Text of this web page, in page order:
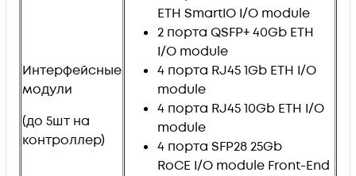
Интерфейсные
модули
(до 5шт на
контроллер)
ETH SmartIO I/O module
2 порта QSFP+ 40Gb ETH
I/O module
4 порта RJ45 1Gb ETH I/O
module
4 порта RJ45 10Gb ETH I/O
module
4 порта SFP28 25Gb
RoCE I/O module Front-End